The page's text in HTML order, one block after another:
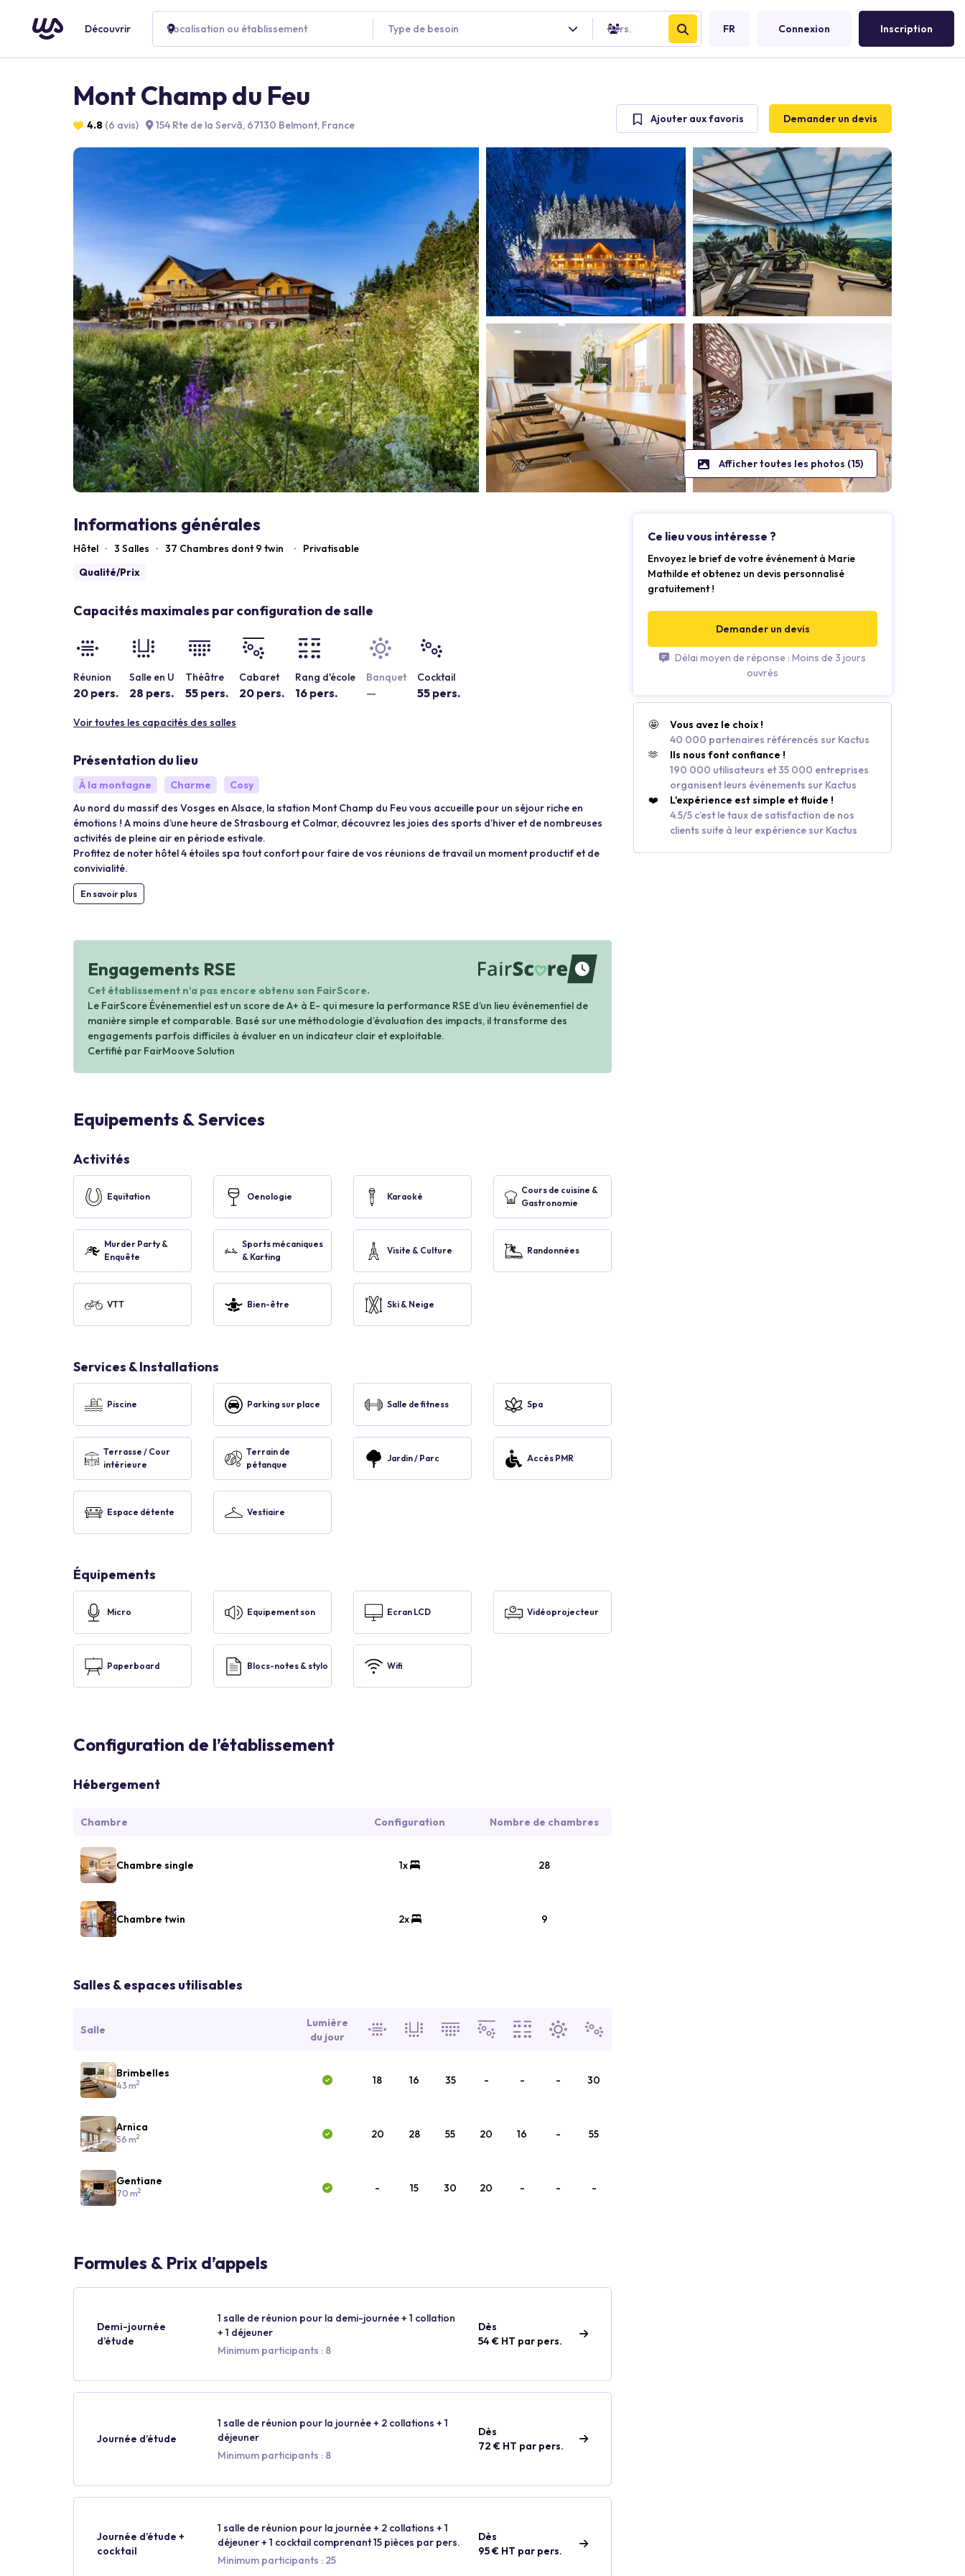
Découvrir Localisation ou établissement Type de besoin Pers. FR Connexion Inscription
Mont Champ du Feu
4.8 (6 avis) 154 Rte de la Servã, 67130 Belmont, France Ajouter aux favoris Demander un devis
Afficher toutes les photos (15)
Informations générales
Hôtel · 3 Salles · 37 Chambres dont 9 twin ·
Privatisable
Qualité/Prix
Capacités maximales par configuration de salle
Réunion
20 pers.
Salle en U
28 pers.
Théâtre
55 pers.
Cabaret
20 pers.
Rang d'école
16 pers.
Banquet
—
Cocktail
55 pers.
Voir toutes les capacités des salles
Présentation du lieu
À la montagne Charme
Cosy
Au nord du massif des Vosges en Alsace, la station Mont Champ du Feu vous accueille pour un séjour riche en
émotions ! A moins d’une heure de Strasbourg et Colmar, découvrez les joies des sports d’hiver et de nombreuses
activités de pleine air en période estivale.
Profitez de noter hôtel 4 étoiles spa tout confort pour faire de vos réunions de travail un moment productif et de
convivialité.
En savoir plus
Engagements RSE
waiting
Cet établissement n'a pas encore obtenu son FairScore.
Le FairScore Événementiel est un score de A+ à E- qui mesure la performance RSE d’un lieu événementiel de
manière simple et comparable. Basé sur une méthodologie d’évaluation des impacts, il transforme des
engagements parfois difficiles à évaluer en un indicateur clair et exploitable.
Certifié par FairMoove Solution
Equipements & Services
Activités
Equitation Oenologie Karaoké
Cours de cuisine &
Gastronomie
Murder Party &
Enquête
Sports mécaniques
& Karting
Visite & Culture Randonnées
VTT Bien-être Ski & Neige
Services & Installations
Piscine Parking sur place Salle de fitness Spa
Terrasse / Cour
intérieure
Terrain de
pétanque
Jardin / Parc Accès PMR
Espace détente Vestiaire
Équipements
Micro Equipement son Ecran LCD Vidéoprojecteur
Paperboard Blocs-notes & stylo Wifi
Configuration de l’établissement
Hébergement
Chambre Configuration Nombre de chambres
Chambre single 1x 28
Chambre twin 2x 9
Salles & espaces utilisables
Salle
Lumière
du jour
Brimbelles
43 m2 18 16 35 - - - 30
Arnica
56 m2 20 28 55 20 16 - 55
Gentiane
70 m2 - 15 30 20 - - -
Formules & Prix d’appels
Demi-journée
d’étude
1 salle de réunion pour la demi-journée + 1 collation
+ 1 déjeuner
Minimum participants : 8
Dès
54 € HT par pers.
Journée d’étude
1 salle de réunion pour la journée + 2 collations + 1
déjeuner
Minimum participants : 8
Dès
72 € HT par pers.
Journée d’étude +
cocktail
1 salle de réunion pour la journée + 2 collations + 1
déjeuner + 1 cocktail comprenant 15 pièces par pers.
Minimum participants : 25
Dès
95 € HT par pers.
Ce lieu vous intéresse ?
Envoyez le brief de votre événement à Marie
Mathilde et obtenez un devis personnalisé
gratuitement !
Demander un devis
Délai moyen de réponse : Moins de 3 jours
ouvrés
🤩
Vous avez le choix !
40 000 partenaires référencés sur Kactus
🫶
Ils nous font confiance !
190 000 utilisateurs et 35 000 entreprises
organisent leurs événements sur Kactus
❤️
L'expérience est simple et fluide !
4.5/5 c’est le taux de satisfaction de nos
clients suite à leur expérience sur Kactus